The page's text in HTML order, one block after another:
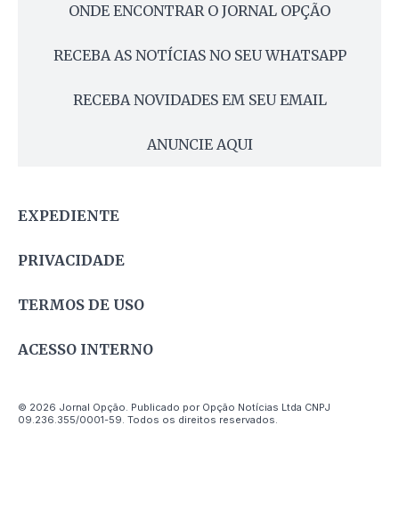
ONDE ENCONTRAR O JORNAL OPÇÃO
RECEBA AS NOTÍCIAS NO SEU WHATSAPP
RECEBA NOVIDADES EM SEU EMAIL
ANUNCIE AQUI
EXPEDIENTE
PRIVACIDADE
TERMOS DE USO
ACESSO INTERNO
© 2026 Jornal Opção. Publicado por Opção Notícias Ltda CNPJ
09.236.355/0001-59. Todos os direitos reservados.